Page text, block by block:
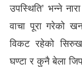
उपस्थिति’ भन्ने
वाचा पूरा गरेको
विकट रहेको
घण्टा र कुनै बेला